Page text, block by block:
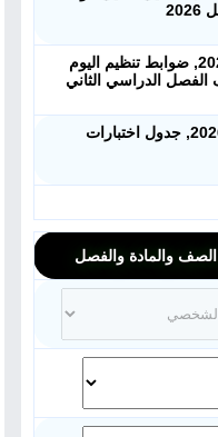
14. المدارس, الفصل الثاني, 2025-2026, ضوابط تنظيم اليوم
الدراسي الثاني
15. الامتحانات, الفصل الثاني, 2025-2026, جدول اختبارات
والمادة والفصل